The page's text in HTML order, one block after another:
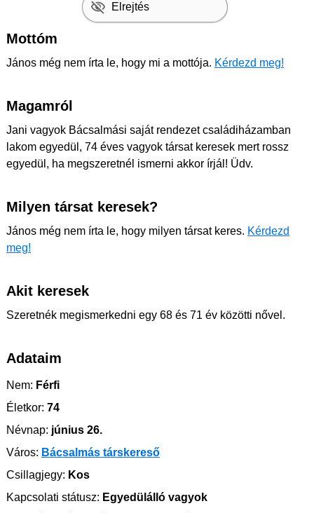
Elrejtés
Mottóm
János még nem írta le, hogy mi a mottója. Kérdezd meg!
Magamról
Jani vagyok Bácsalmási saját rendezet családiházamban
lakom egyedül, 74 éves vagyok társat keresek mert rossz
egyedül, ha megszeretnél ismerni akkor írjál! Üdv.
Milyen társat keresek?
János még nem írta le, hogy milyen társat keres. Kérdezd
meg!
Akit keresek
Szeretnék megismerkedni egy 68 és 71 év közötti nővel.
Adataim
Nem: Férfi
Életkor: 74
Névnap: június 26.
Város: Bácsalmás társkereső
Csillagjegy: Kos
Kapcsolati státusz: Egyedülálló vagyok